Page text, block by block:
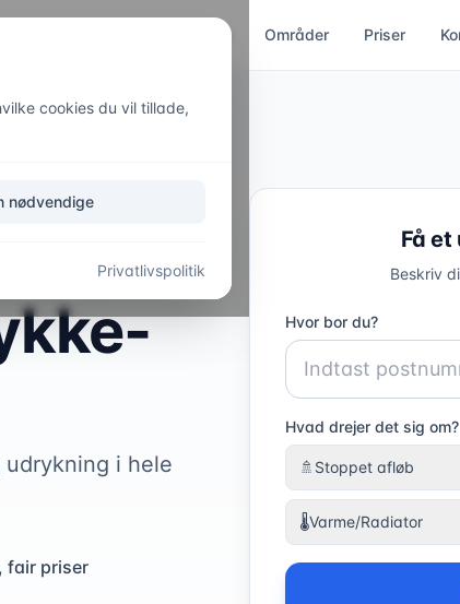
Områder Priser
VVS-
i hele
fair priser
Få
Beskriv
Hvor bor du?
Hvad drejer det sig om?
🚿 Stoppet afløb
🌡️Varme/Radiator
cookies du vil tillade,
nødvendige
Privatlivspolitik